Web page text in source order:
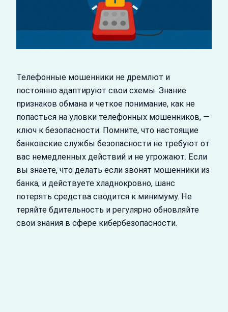
Телефонные мошенники не дремлют и
постоянно адаптируют свои схемы. Знание
признаков обмана и четкое понимание, как не
попасться на уловки телефонных мошенников, —
ключ к безопасности. Помните, что настоящие
банковские службы безопасности не требуют от
вас немедленных действий и не угрожают. Если
вы знаете, что делать если звонят мошенники из
банка, и действуете хладнокровно, шанс
потерять средства сводится к минимуму. Не
теряйте бдительность и регулярно обновляйте
свои знания в сфере кибербезопасности.